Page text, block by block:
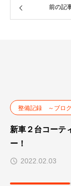
前の記
整備記録 ～ブロ
新車２台コーテ
ー！
2022.02.03